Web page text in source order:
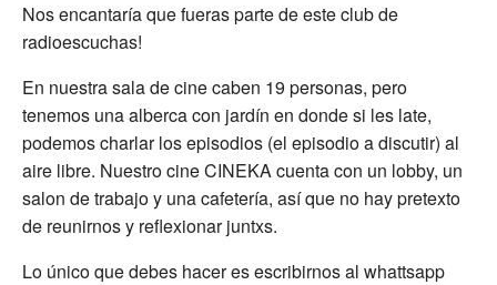
Nos encantaría que fueras parte de este club de
radioescuchas!
En nuestra sala de cine caben 19 personas, pero
tenemos una alberca con jardín en donde si les late,
podemos charlar los episodios (el episodio a discutir) al
aire libre. Nuestro cine CINEKA cuenta con un lobby, un
salon de trabajo y una cafetería, así que no hay pretexto
de reunirnos y reflexionar juntxs.
Lo único que debes hacer es escribirnos al whattsapp